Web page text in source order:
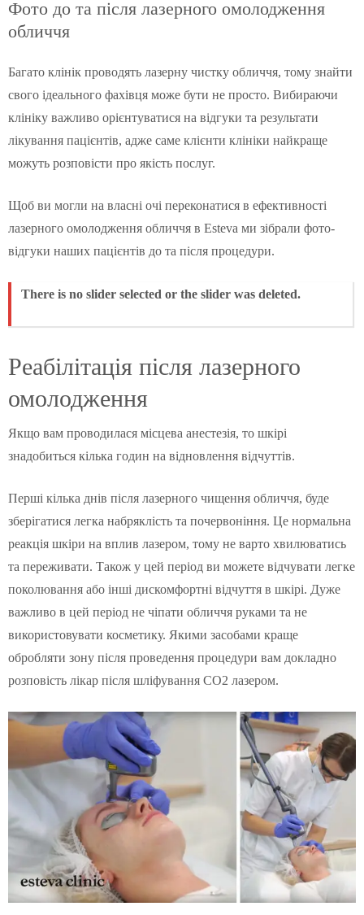
Фото до та після лазерного омолодження
обличчя
Багато клінік проводять лазерну чистку обличчя, тому знайти
свого ідеального фахівця може бути не просто. Вибираючи
клініку важливо орієнтуватися на відгуки та результати
лікування пацієнтів, адже саме клієнти клініки найкраще
можуть розповісти про якість послуг.
Щоб ви могли на власні очі переконатися в ефективності
лазерного омолодження обличчя в Esteva ми зібрали фото-
відгуки наших пацієнтів до та після процедури.
There is no slider selected or the slider was deleted.
Реабілітація після лазерного
омолодження
Якщо вам проводилася місцева анестезія, то шкірі
знадобиться кілька годин на відновлення відчуттів.
Перші кілька днів після лазерного чищення обличчя, буде
зберігатися легка набряклість та почервоніння. Це нормальна
реакція шкіри на вплив лазером, тому не варто хвилюватись
та переживати. Також у цей період ви можете відчувати легке
поколювання або інші дискомфортні відчуття в шкірі. Дуже
важливо в цей період не чіпати обличчя руками та не
використовувати косметику. Якими засобами краще
обробляти зону після проведення процедури вам докладно
розповість лікар після шліфування СО2 лазером.